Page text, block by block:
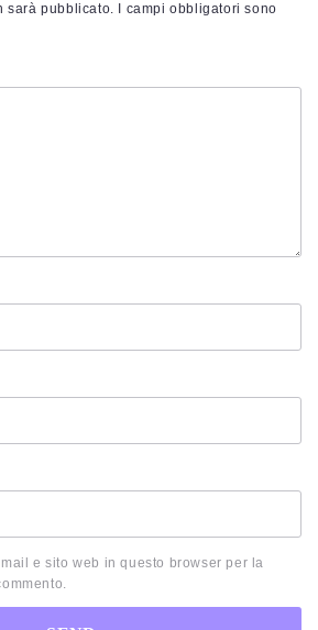
sarà pubblicato. I campi obbligatori sono
e sito web in questo browser per la